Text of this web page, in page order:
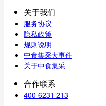
关于我们
服务协议
隐私政策
规则说明
中食集采大事件
关于中食集采
合作联系
400-6231-213